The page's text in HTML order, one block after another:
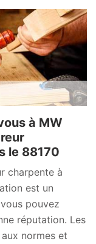
à MW
le 88170
charpente à
est un
pouvez
réputation. Les
normes et